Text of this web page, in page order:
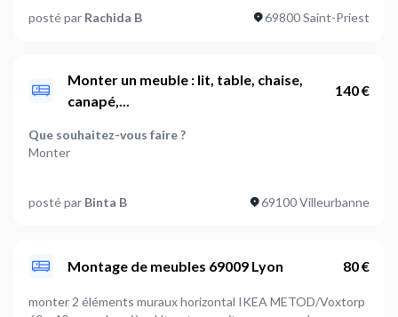
BUT
Autre: 1
Les meubles ont-ils besoin d'être fixés au mur ?
Non
posté par Rachida B 69800 Saint-Priest
Monter un meuble : lit, table, chaise,
canapé,...
140 €
Que souhaitez-vous faire ?
Monter
Canaper d’angle
Canapé: 1,Autre: 2
Les meubles ont-ils besoin d'être fixés au mur ?
Non
posté par Binta B 69100 Villeurbanne
Montage de meubles 69009 Lyon 80 €
monter 2 éléments muraux horizontal IKEA METOD/Voxtorp